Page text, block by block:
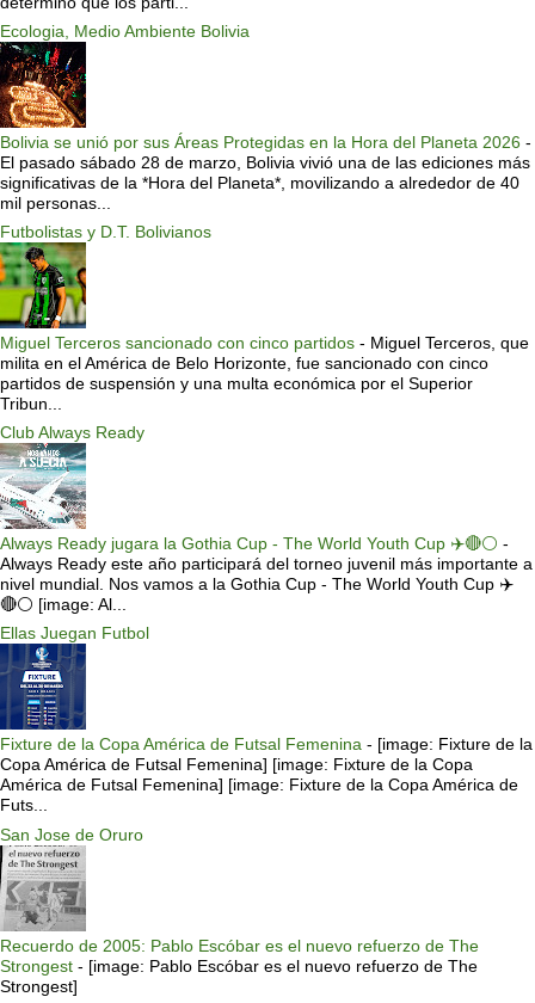
Ecologia, Medio Ambiente Bolivia
Bolivia se unió por sus Áreas Protegidas en la Hora del Planeta 2026 -
El pasado sábado 28 de marzo, Bolivia vivió una de las ediciones más
significativas de la *Hora del Planeta*, movilizando a alrededor de 40
mil personas...
Futbolistas y D.T. Bolivianos
Miguel Terceros sancionado con cinco partidos - Miguel Terceros, que
milita en el América de Belo Horizonte, fue sancionado con cinco
partidos de suspensión y una multa económica por el Superior
Tribun...
Club Always Ready
Always Ready jugara la Gothia Cup - The World Youth Cup ✈️🔴⚪️ -
Always Ready este año participará del torneo juvenil más importante a
nivel mundial. Nos vamos a la Gothia Cup - The World Youth Cup ✈️
🔴⚪️ [image: Al...
Ellas Juegan Futbol
Fixture de la Copa América de Futsal Femenina - [image: Fixture de la
Copa América de Futsal Femenina] [image: Fixture de la Copa
América de Futsal Femenina] [image: Fixture de la Copa América de
Futs...
San Jose de Oruro
Recuerdo de 2005: Pablo Escóbar es el nuevo refuerzo de The
Strongest - [image: Pablo Escóbar es el nuevo refuerzo de The
Strongest]